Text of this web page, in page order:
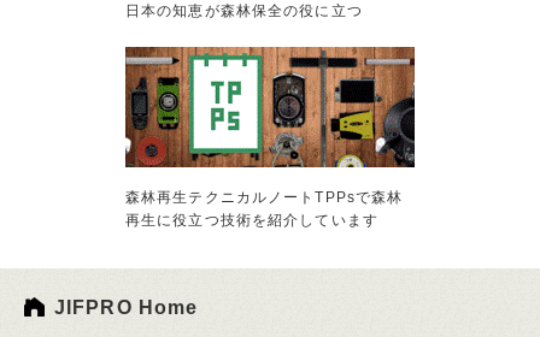
日本の知恵が森林保全の役に立つ
森林再生テクニカルノートTPPsで森林
再生に役立つ技術を紹介しています
JIFPRO Home